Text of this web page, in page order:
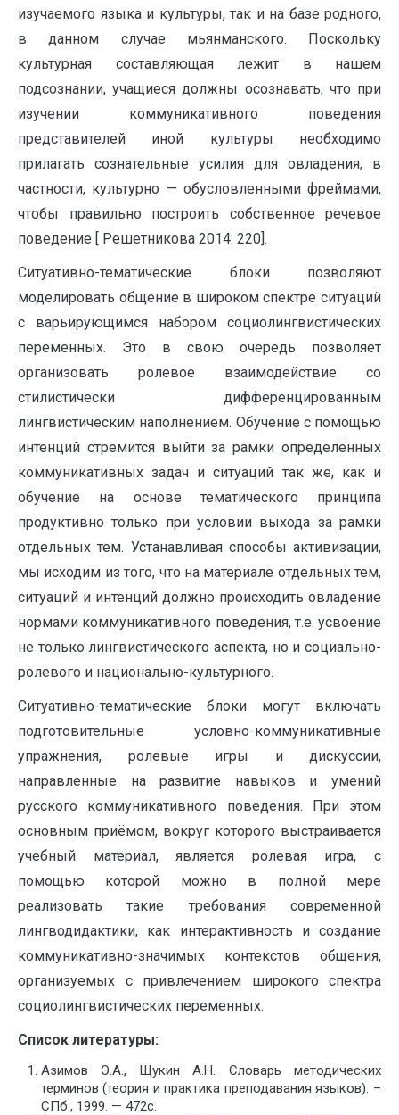
изучаемого языка и культуры, так и на базе родного,
в данном случае мьянманского. Поскольку
культурная составляющая лежит в нашем
подсознании, учащиеся должны осознавать, что при
изучении коммуникативного поведения
представителей иной культуры необходимо
прилагать сознательные усилия для овладения, в
частности, культурно — обусловленными фреймами,
чтобы правильно построить собственное речевое
поведение [ Решетникова 2014: 220].
Ситуативно-тематические блоки позволяют
моделировать общение в широком спектре ситуаций
с варьирующимся набором социолингвистических
переменных. Это в свою очередь позволяет
организовать ролевое взаимодействие со
стилистически дифференцированным
лингвистическим наполнением. Обучение с помощью
интенций стремится выйти за рамки определённых
коммуникативных задач и ситуаций так же, как и
обучение на основе тематического принципа
продуктивно только при условии выхода за рамки
отдельных тем. Устанавливая способы активизации,
мы исходим из того, что на материале отдельных тем,
ситуаций и интенций должно происходить овладение
нормами коммуникативного поведения, т.е. усвоение
не только лингвистического аспекта, но и социально-
ролевого и национально-культурного.
Ситуативно-тематические блоки могут включать
подготовительные условно-коммуникативные
упражнения, ролевые игры и дискуссии,
направленные на развитие навыков и умений
русского коммуникативного поведения. При этом
основным приёмом, вокруг которого выстраивается
учебный материал, является ролевая игра, с
помощью которой можно в полной мере
реализовать такие требования современной
лингводидактики, как интерактивность и создание
коммуникативно-значимых контекстов общения,
организуемых с привлечением широкого спектра
социолингвистических переменных.
Список литературы:
Азимов Э.А., Щукин А.Н. Словарь методических
терминов (теория и практика преподавания языков). –
СПб., 1999. — 472с.